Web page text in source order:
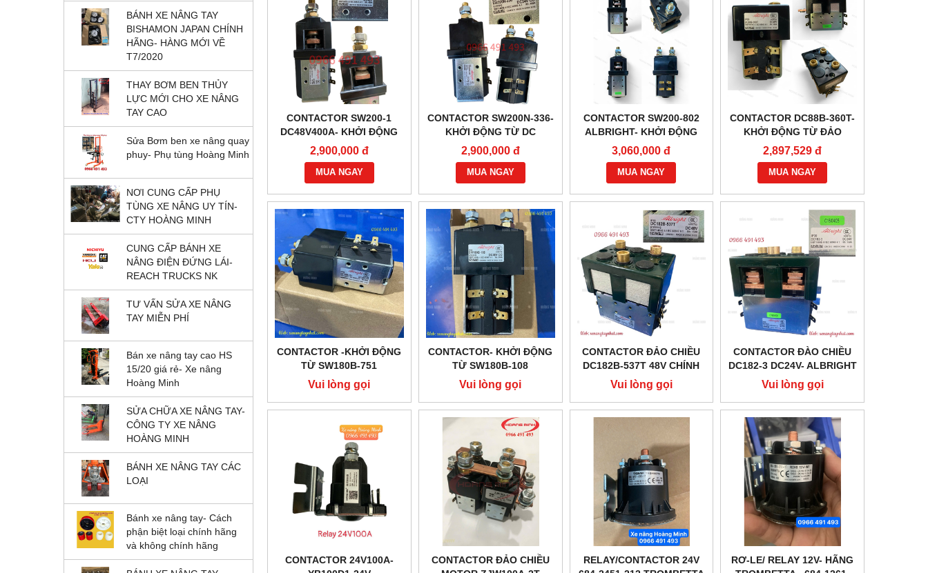
BÁNH XE NÂNG TAY
BISHAMON JAPAN CHÍNH
HÃNG- HÀNG MỚI VỀ
T7/2020
THAY BƠM BEN THỦY
LỰC MỚI CHO XE NÂNG
TAY CAO
Sửa Bơm ben xe nâng quay
phuy- Phụ tùng Hoàng Minh
NƠI CUNG CẤP PHỤ
TÙNG XE NÂNG UY TÍN-
CTY HOÀNG MINH
CUNG CẤP BÁNH XE
NÂNG ĐIỆN ĐỨNG LÁI-
REACH TRUCKS NK
TƯ VẤN SỬA XE NÂNG
TAY MIỄN PHÍ
Bán xe nâng tay cao HS
15/20 giá rẻ- Xe nâng
Hoàng Minh
SỬA CHỮA XE NÂNG TAY-
CÔNG TY XE NÂNG
HOÀNG MINH
BÁNH XE NÂNG TAY CÁC
LOẠI
Bánh xe nâng tay- Cách
phận biệt loại chính hãng
và không chính hãng
CONTACTOR SW200-1
DC48V400A- KHỞI ĐỘNG
TỪ CHÍNH HÃNG
ALBRIGHT
2,900,000 đ
MUA NGAY
CONTACTOR SW200N-336-
KHỞI ĐỘNG TỪ DC
24V400A CHÍNH HÃNG
ALBRIGHT
2,900,000 đ
MUA NGAY
CONTACTOR SW200-802
ALBRIGHT- KHỞI ĐỘNG
TỪ 80V400A
3,060,000 đ
MUA NGAY
CONTACTOR DC88B-360T-
KHỞI ĐỘNG TỪ ĐẢO
CHIỀU ĐỘNG CƠ 48V100A
2,897,529 đ
MUA NGAY
CONTACTOR -KHỞI ĐỘNG
TỪ SW180B-751
DC24V200A, ALBRIGHT
CHÍNH HÃNG
Vui lòng gọi
CONTACTOR- KHỞI ĐỘNG
TỪ SW180B-108
DC48V200A, ALBRIGHT
CHÍNH HÃNG
Vui lòng gọi
CONTACTOR ĐẢO CHIỀU
DC182B-537T 48V CHÍNH
HÃNG ALBRIGHT
Vui lòng gọi
CONTACTOR ĐÀO CHIỀU
DC182-3 DC24V- ALBRIGHT
CHÍNH HÃNG
Vui lòng gọi
CONTACTOR 24V100A-
CONTACTOR ĐẢO CHIỀU
RELAY/CONTACTOR 24V
RƠ-LE/ RELAY 12V- HÃNG